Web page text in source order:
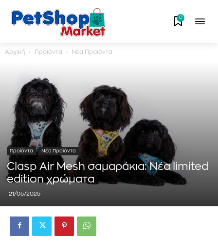
0
Αρχική Προϊόντα Νέα Προϊόντα
Προϊόντα Νέα Προϊόντα
Clasp Air Mesh σαμαράκια: Νέα limited
edition χρώματα
21/05/2025